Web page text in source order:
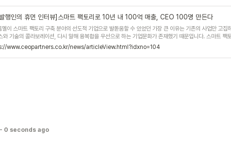
행인의 휴먼 인터뷰]스마트 팩토리로 10년 내 100억 매출, CEO 100명 만든다
이 스마트 팩토리 구축 분야의 선도적 기업으로 발돋움할 수 있었던 가장 큰 이유는 기존의 사업만 고집
와 기술의 콜라보레이션, 다시 말해 융복합을 우선으로 하는 기업문화가 존재했기 때문입니다. 스마트 팩
을 수 있는 단순한 분야가 아닙니다. 변화무쌍한 수요 변화에 즉각적으로 대응 가능한 수요 맞춤형 생산 체
마트 팩토리입니다.”텔스타-홈멜은 지난 해 ‘2018 이노비즈인의 밤, 이노비즈 스마트 팩토리 플랫폼 발대식
토리 플랫폼
www.ceopartners.co.kr/news/articleView.html?idxno=104
- 0 seconds ago